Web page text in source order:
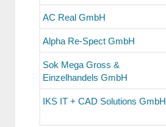
AC Real GmbH
Alpha Re-Spect GmbH
Sok Mega Gross &
Einzelhandels GmbH
IKS IT + CAD Solutions GmbH